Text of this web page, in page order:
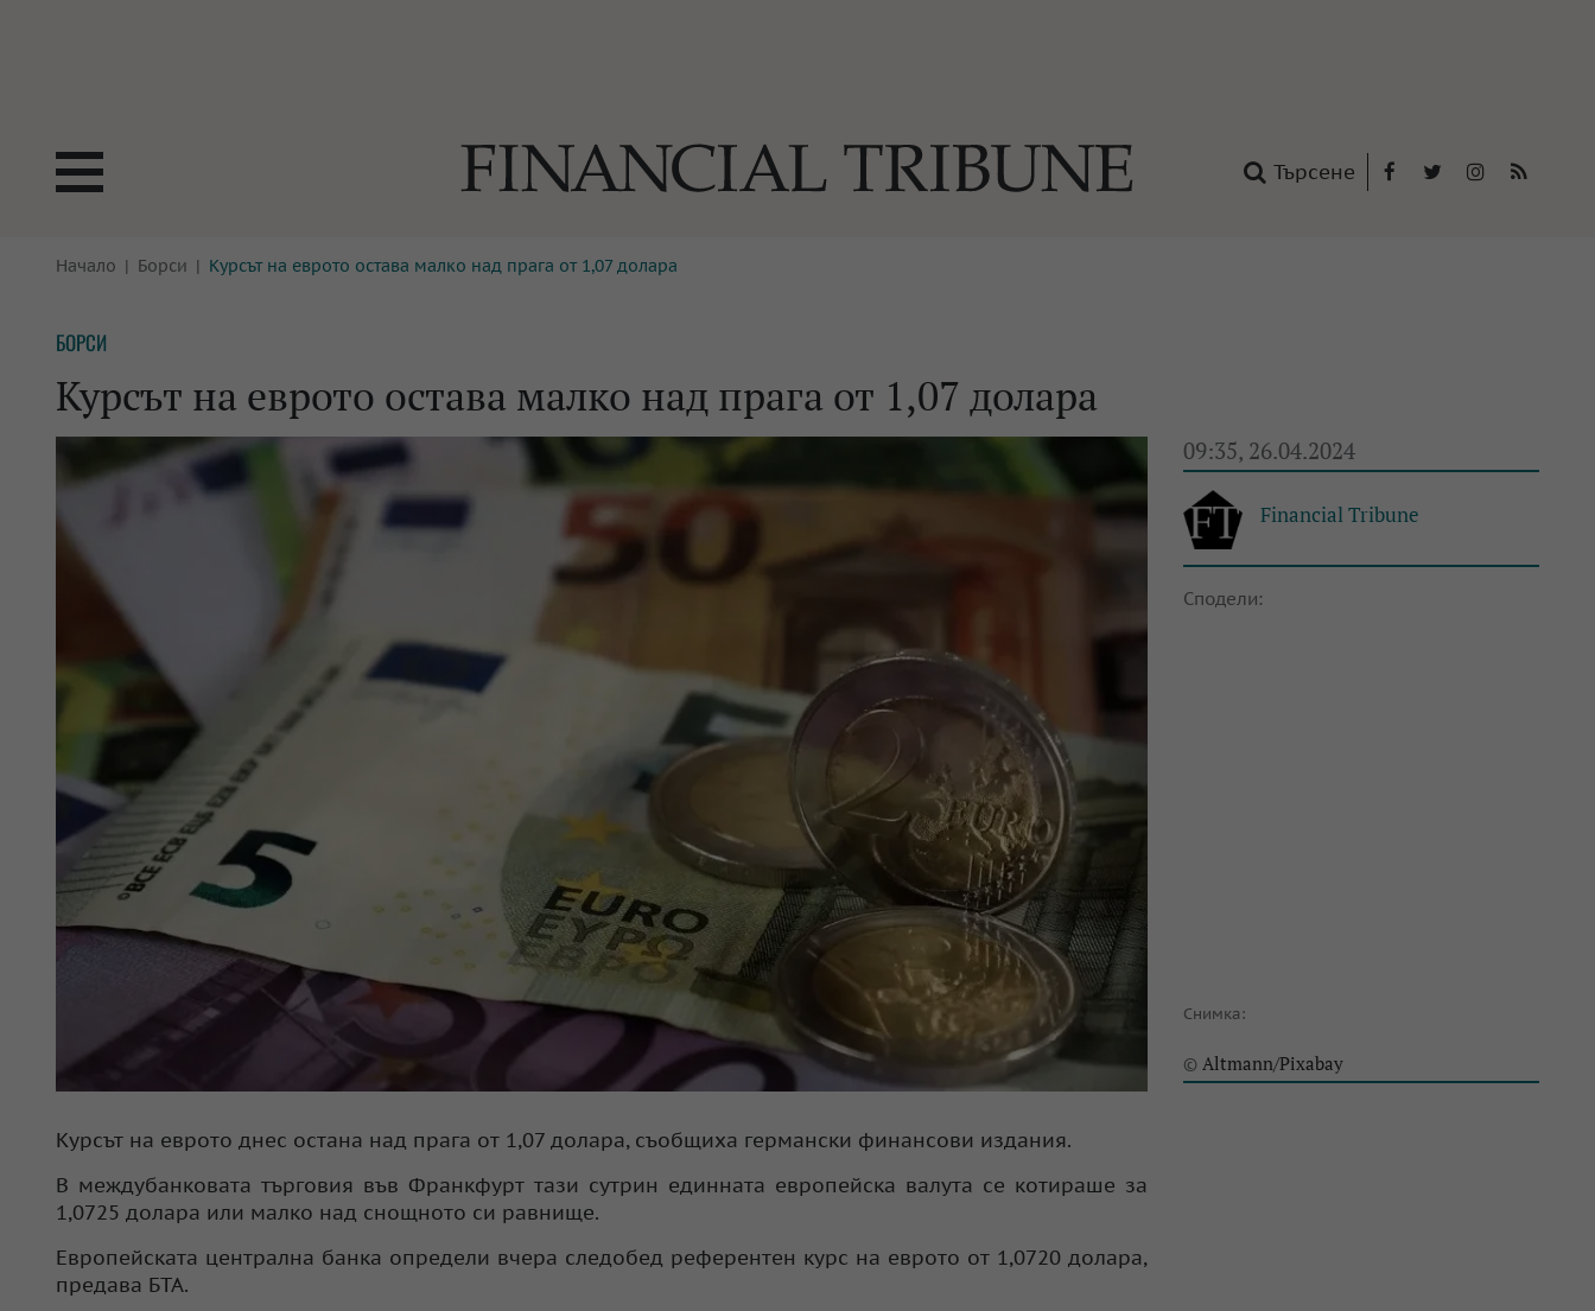
Търсене
БОРСИ
КРИПТО
БАНКИ
ПАРИТЕ
ЗАСТРАХОВАНЕ
ЕНЕРГЕТИКА
ТЕХНОЛОГИИ
ИМОТИ
АВТОМОБИЛИ
МУЛТИМЕДИЯ
Начало Борси Курсът на еврото остава малко над прага от 1,07 долара
БОРСИ
Курсът на еврото остава малко над прага от 1,07 долара
09:35, 26.04.2024
Financial Tribune
Сподели:
Снимка:
© Altmann/Pixabay
Курсът на еврото днес остана над прага от 1,07 долара, съобщиха германски финансови издания.
В междубанковата търговия във Франкфурт тази сутрин единната европейска валута се котираше за
1,0725 долара или малко над снощното си равнище.
Европейската централна банка определи вчера следобед референтен курс на еврото от 1,0720 долара,
предава БТА.